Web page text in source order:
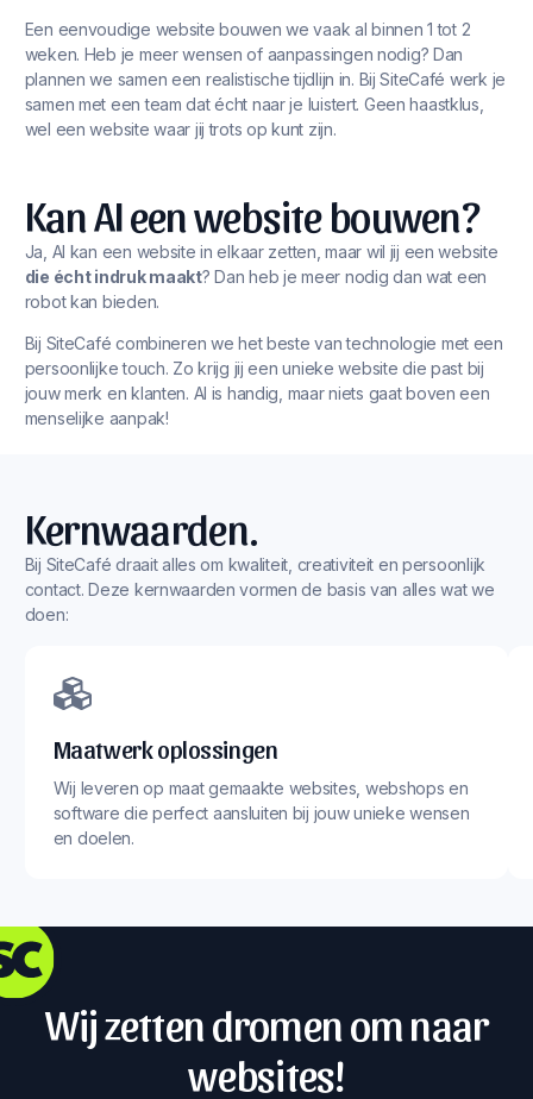
Een eenvoudige website bouwen we vaak al binnen 1 tot 2
weken. Heb je meer wensen of aanpassingen nodig? Dan
plannen we samen een realistische tijdlijn in. Bij SiteCafé werk je
samen met een team dat écht naar je luistert. Geen haastklus,
wel een website waar jij trots op kunt zijn.
Kan AI een website bouwen?
Ja, AI kan een website in elkaar zetten, maar wil jij een website
die écht indruk maakt? Dan heb je meer nodig dan wat een
robot kan bieden.
Bij SiteCafé combineren we het beste van technologie met een
persoonlijke touch. Zo krijg jij een unieke website die past bij
jouw merk en klanten. AI is handig, maar niets gaat boven een
menselijke aanpak!
Kernwaarden.
Bij SiteCafé draait alles om kwaliteit, creativiteit en persoonlijk
contact. Deze kernwaarden vormen de basis van alles wat we
doen:
Maatwerk oplossingen
Wij leveren op maat gemaakte websites, webshops en
software die perfect aansluiten bij jouw unieke wensen
en doelen.
Wij zetten dromen om naar
websites!